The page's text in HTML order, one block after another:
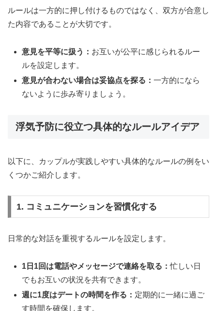
ルールは一方的に押し付けるものではなく、双方が合意し
た内容であることが大切です。
意見を平等に扱う： お互いが公平に感じられるルー
ルを設定します。
意見が合わない場合は妥協点を探る：一方的になら
ないように歩み寄りましょう。
浮気予防に役立つ具体的なルールアイデア
以下に、カップルが実践しやすい具体的なルールの例をい
くつかご紹介します。
1. コミュニケーションを習慣化する
日常的な対話を重視するルールを設定します。
1日1回は電話やメッセージで連絡を取る：忙しい日
でもお互いの状況を共有できます。
週に1度はデートの時間を作る： 定期的に一緒に過ご
す時間を確保します。